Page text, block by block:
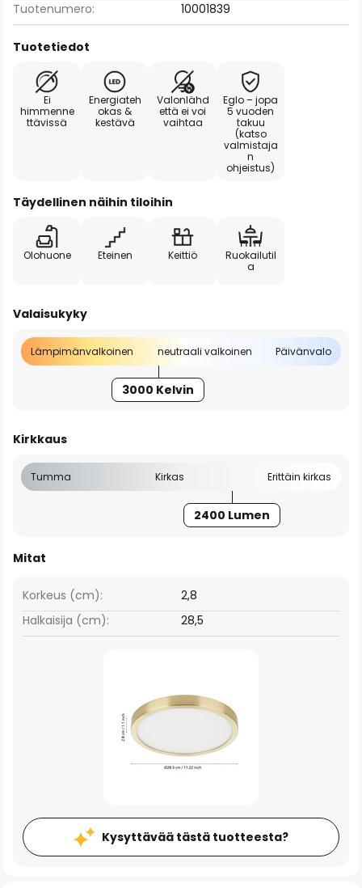
Tuotenumero:
10001839
Tuotetiedot
Ei
himmenne
ttävissä
Energiateh
okas &
kestävä
Valonlähd
että ei voi
vaihtaa
Eglo – jopa
5 vuoden
takuu
(katso
valmistaja
n
ohjeistus)
Täydellinen näihin tiloihin
Olohuone Eteinen Keittiö
Ruokailutil
a
Valaisukyky
Lämpimänvalkoinen neutraali valkoinen Päivänvalo
3000 Kelvin
Kirkkaus
Tumma Kirkas Erittäin kirkas
2400 Lumen
Mitat
Korkeus (cm):
2,8
Halkaisija (cm):
28,5
Kysyttävää tästä tuotteesta?